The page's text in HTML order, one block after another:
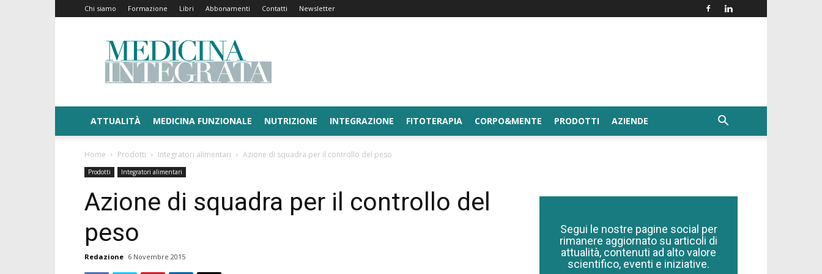
Chi siamo Formazione Libri Abbonamenti Contatti Newsletter
Medicina
Integrata
ATTUALITÀ MEDICINA FUNZIONALE NUTRIZIONE INTEGRAZIONE FITOTERAPIA CORPO&MENTE PRODOTTI AZIENDE
Home Prodotti Integratori alimentari Azione di squadra per il controllo del peso
Prodotti Integratori alimentari
Azione di squadra per il controllo del
peso
Redazione 6 Novembre 2015
Segui le nostre pagine social per
rimanere aggiornato su articoli di
attualità, contenuti ad alto valore
scientifico, eventi e iniziative.